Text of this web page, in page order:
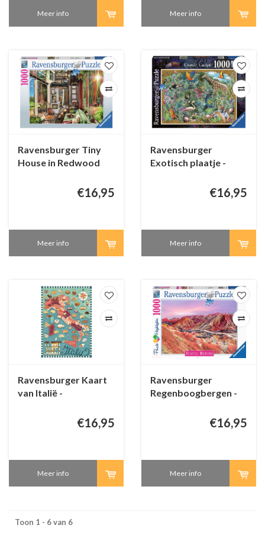
Meer info Meer info
Ravensburger Tiny
House in Redwood
€16,95
Meer info
Ravensburger
Exotisch plaatje -
€16,95
Meer info
Ravensburger Kaart
van Italië -
€16,95
Meer info
Ravensburger
Regenboogbergen -
€16,95
Meer info
Toon 1 - 6 van 6